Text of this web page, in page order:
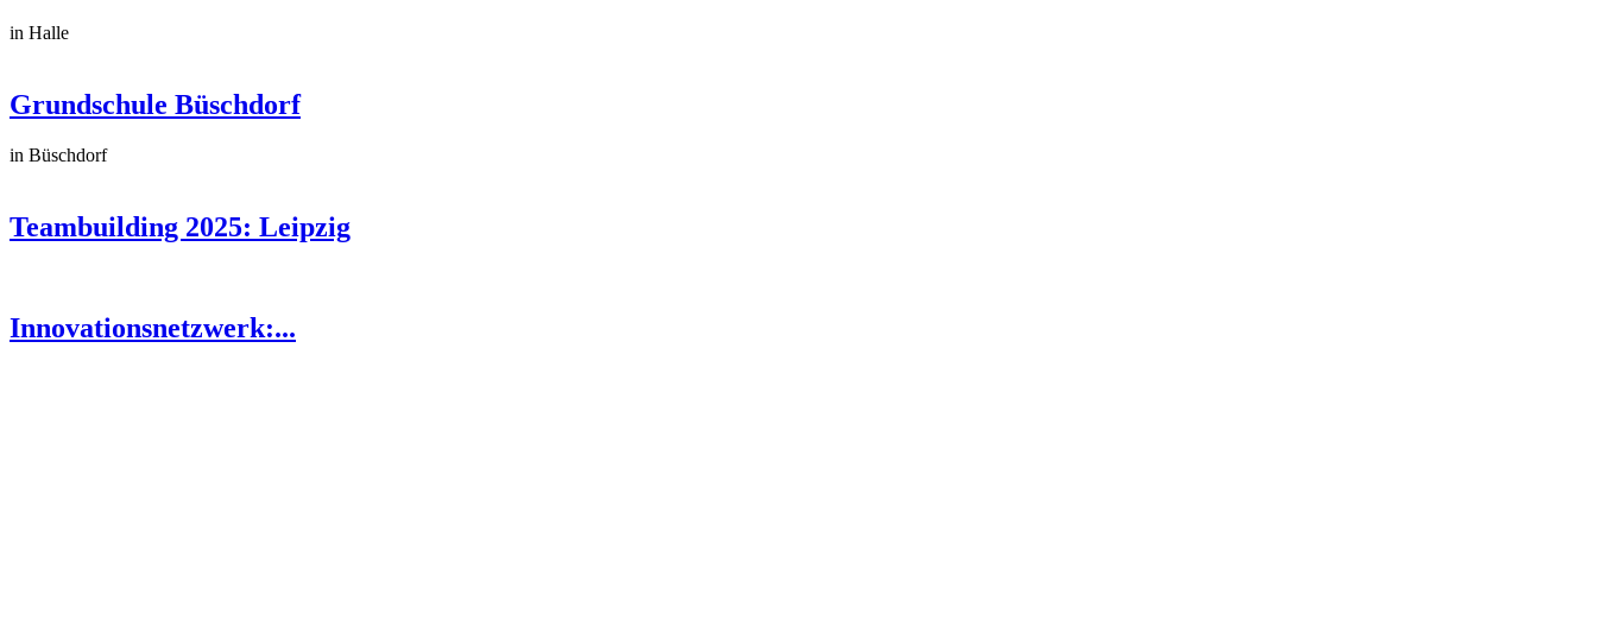
in Halle
Grundschule Büschdorf
in Büschdorf
Teambuilding 2025: Leipzig
Innovationsnetzwerk:...